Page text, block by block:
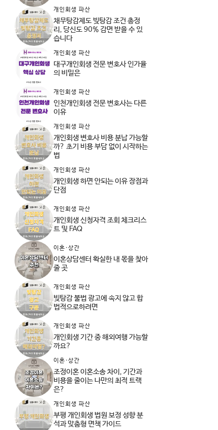
개인회생 파산
채무탕감제도 빚탕감 조건 총정
리, 당신도 90% 감면 받을 수 있
습니다
개인회생 파산
대구개인회생 전문 변호사 인가율
의 비밀은
개인회생 파산
인천개인회생 전문 변호사는 다른
이유
개인회생 파산
개인회생 변호사 비용 분납 가능할
까? 초기 비용 부담 없이 시작하는
법
개인회생 파산
개인회생 하면 안되는 이유 장점과
단점
개인회생 파산
개인회생 신청자격 조회 체크리스
트 및 FAQ
이혼·상간
이혼상담센터 확실한 내 몫을 찾아
줄 곳
개인회생 파산
빚탕감 불법 광고에 속지 않고 합
법적으로하려면
개인회생 파산
개인회생 기간 중 해외여행 가능할
까요?
이혼·상간
조정이혼 이혼소송 차이, 기간과
비용을 줄이는 나만의 최적 트랙
은?
개인회생 파산
부평 개인회생 법원 보정 성향 분
석과 맞춤형 면책 가이드